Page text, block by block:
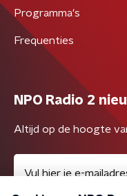
Programma's
Frequenties
NPO Radio 2
Altijd op de hoogte